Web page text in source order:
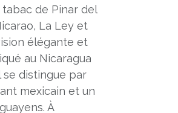
de Pinar del
La Ley et
élégante et
au Nicaragua
distingue par
mexicain et un
À